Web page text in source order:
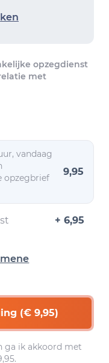
opzegdienst
met
vandaag
opzegbrief
9,95
+ 6,95
(€ 9,95)
ga ik akkoord met